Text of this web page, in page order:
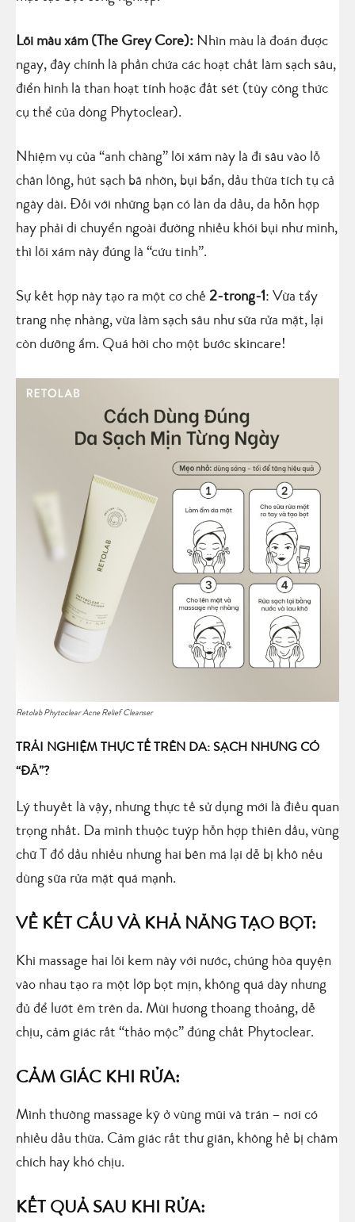
Lõi màu xám (The Grey Core): Nhìn màu là đoán được
ngay, đây chính là phần chứa các hoạt chất làm sạch sâu,
điển hình là than hoạt tính hoặc đất sét (tùy công thức
cụ thể của dòng Phytoclear).
Nhiệm vụ của “anh chàng” lõi xám này là đi sâu vào lỗ
chân lông, hút sạch bã nhờn, bụi bẩn, dầu thừa tích tụ cả
ngày dài. Đối với những bạn có làn da dầu, da hỗn hợp
hay phải di chuyển ngoài đường nhiều khói bụi như mình,
thì lõi xám này đúng là “cứu tinh”.
Sự kết hợp này tạo ra một cơ chế 2-trong-1: Vừa tẩy
trang nhẹ nhàng, vừa làm sạch sâu như sữa rửa mặt, lại
còn dưỡng ẩm. Quá hời cho một bước skincare!
Retolab Phytoclear Acne Relief Cleanser
TRẢI NGHIỆM THỰC TẾ TRÊN DA: SẠCH NHƯNG CÓ
“ĐÃ”?
Lý thuyết là vậy, nhưng thực tế sử dụng mới là điều quan
trọng nhất. Da mình thuộc tuýp hỗn hợp thiên dầu, vùng
chữ T đổ dầu nhiều nhưng hai bên má lại dễ bị khô nếu
dùng sữa rửa mặt quá mạnh.
VỀ KẾT CẤU VÀ KHẢ NĂNG TẠO BỌT:
Khi massage hai lõi kem này với nước, chúng hòa quyện
vào nhau tạo ra một lớp bọt mịn, không quá dày nhưng
đủ để lướt êm trên da. Mùi hương thoang thoảng, dễ
chịu, cảm giác rất “thảo mộc” đúng chất Phytoclear.
CẢM GIÁC KHI RỬA:
Mình thường massage kỹ ở vùng mũi và trán – nơi có
nhiều dầu thừa. Cảm giác rất thư giãn, không hề bị châm
chích hay khó chịu.
KẾT QUẢ SAU KHI RỬA: